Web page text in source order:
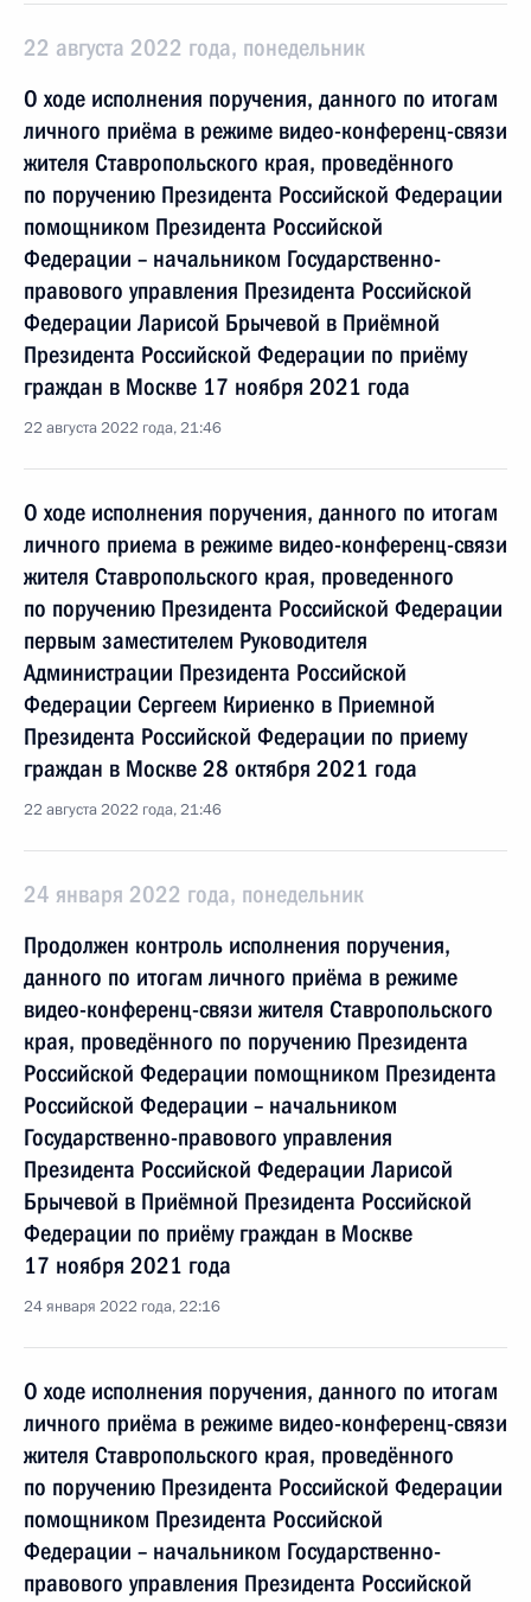
22 августа 2022 года, понедельник
О ходе исполнения поручения, данного по итогам
личного приёма в режиме видео-конференц-связи
жителя Ставропольского края, проведённого
по поручению Президента Российской Федерации
помощником Президента Российской
Федерации – начальником Государственно-
правового управления Президента Российской
Федерации Ларисой Брычевой в Приёмной
Президента Российской Федерации по приёму
граждан в Москве 17 ноября 2021 года
22 августа 2022 года, 21:46
О ходе исполнения поручения, данного по итогам
личного приема в режиме видео-конференц-связи
жителя Ставропольского края, проведенного
по поручению Президента Российской Федерации
первым заместителем Руководителя
Администрации Президента Российской
Федерации Сергеем Кириенко в Приемной
Президента Российской Федерации по приему
граждан в Москве 28 октября 2021 года
22 августа 2022 года, 21:46
24 января 2022 года, понедельник
Продолжен контроль исполнения поручения,
данного по итогам личного приёма в режиме
видео-конференц-связи жителя Ставропольского
края, проведённого по поручению Президента
Российской Федерации помощником Президента
Российской Федерации – начальником
Государственно-правового управления
Президента Российской Федерации Ларисой
Брычевой в Приёмной Президента Российской
Федерации по приёму граждан в Москве
17 ноября 2021 года
24 января 2022 года, 22:16
О ходе исполнения поручения, данного по итогам
личного приёма в режиме видео-конференц-связи
жителя Ставропольского края, проведённого
по поручению Президента Российской Федерации
помощником Президента Российской
Федерации – начальником Государственно-
правового управления Президента Российской